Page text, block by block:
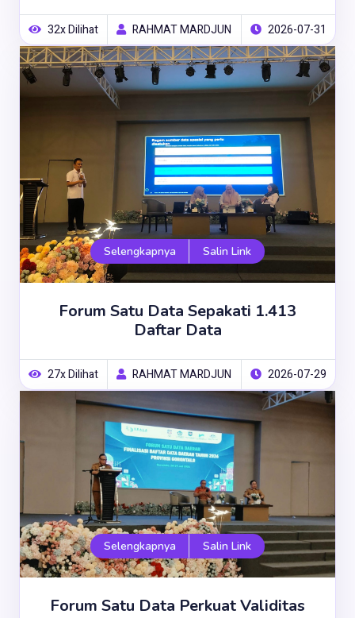
32x Dilihat RAHMAT MARDJUN 2026-07-31
Selengkapnya Salin Link
Forum Satu Data Sepakati 1.413
Daftar Data
27x Dilihat RAHMAT MARDJUN 2026-07-29
Selengkapnya Salin Link
Forum Satu Data Perkuat Validitas